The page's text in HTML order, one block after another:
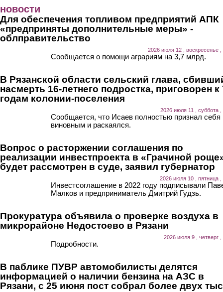
новости
Для обеспечения топливом предприятий АПК
«предприняты дополнительные меры» -
облправительство
2026 июля 12 , воскресенье ,
Сообщается о помощи аграриям на 3,7 млрд.
В Рязанской области сельский глава,
насмерть 16-летнего подростка, приговорен к
годам колонии-поселения
2026 июля 11 , суббота ,
Сообщается, что Исаев полностью признал себя
виновным и раскаялся.
Вопрос о расторжении соглашения по
реализации инвестпроекта в «Грачиной
будет рассмотрен в суде, заявил губернатор
2026 июля 10 , пятница ,
Инвестсоглашение в 2022 году подписывали
Малков и предприниматель Дмитрий Гудзь.
Прокуратура объявила о проверке воздуха в
микрорайоне Недостоево в Рязани
2026 июля 9 , четверг ,
Подробности.
В паблике ПУВР автомобилисты делятся
информацией о наличии бензина на АЗС в
Рязани, с 25 июня пост собрал более двух